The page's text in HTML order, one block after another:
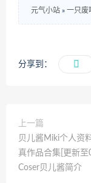
元气小站 » 一只废
分享到：
上一篇
贝儿酱Miki个人资
真作品合集[更新至
Coser贝儿酱简介